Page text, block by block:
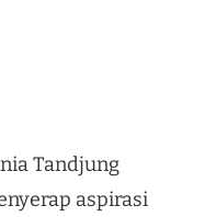
Tandjung
aspirasi